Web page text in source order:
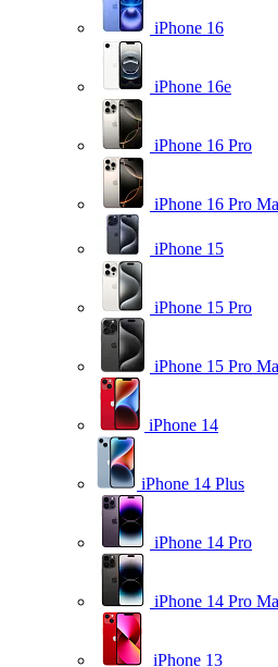
iPhone 16
iPhone 16e
iPhone 16 Pro
iPhone 16 Pro
iPhone 15
iPhone 15 Pro
iPhone 15 Pro
iPhone 14
iPhone 14 Plus
iPhone 14 Pro
iPhone 14 Pro
iPhone 13